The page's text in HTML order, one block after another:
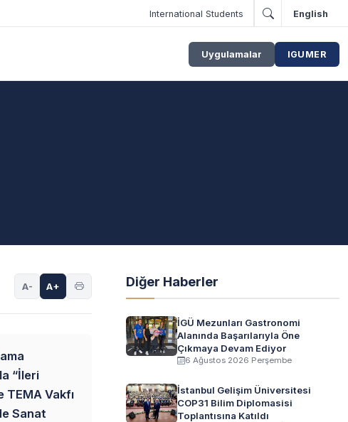
International Students English
Uygulamalar IGUMER
A- A+
“İleri
Vakfı
Sanat
Diğer Haberler
İGÜ Mezunları Gastronomi
Alanında Başarılarıyla Öne
Çıkmaya Devam Ediyor
6 Ağustos 2026 Perşembe
İstanbul Gelişim Üniversitesi
COP31 Bilim Diplomasisi
Toplantısına Katıldı